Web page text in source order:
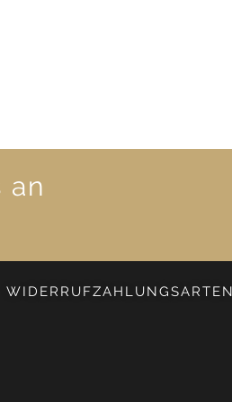
an
WIDERRUF ZAHLUNGSARTEN